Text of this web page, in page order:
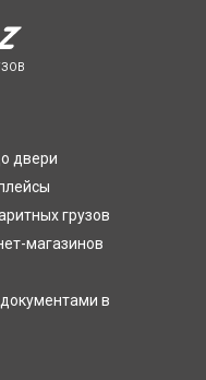
двери
грузов
магазинов
в